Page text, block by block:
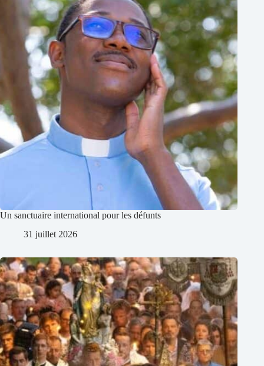
Un sanctuaire international pour les défunts
31 juillet 2026